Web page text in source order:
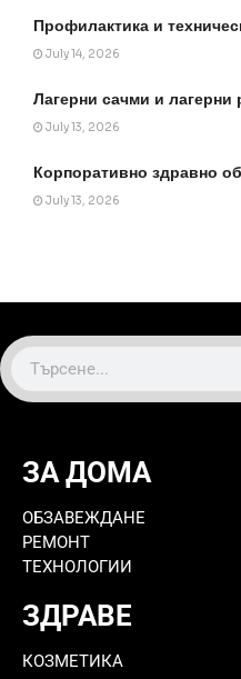
Профилактика и
July 14, 2026
Лагерни сачми и лагерни
July 13, 2026
Корпоративно здравно
July 13, 2026
ЗА ДОМА
ОБЗАВЕЖДАНЕ
РЕМОНТ
ТЕХНОЛОГИИ
ЗДРАВЕ
КОЗМЕТИКА